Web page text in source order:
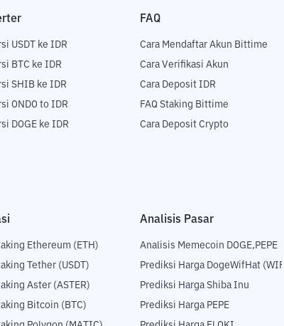
USDT ke IDR
BTC ke IDR
SHIB ke IDR
ONDO to IDR
DOGE ke IDR
FAQ
Cara Mendaftar Akun Bittime
Cara Verifikasi Akun
Cara Deposit IDR
FAQ Staking Bittime
Cara Deposit Crypto
Ethereum (ETH)
Tether (USDT)
Aster (ASTER)
Bitcoin (BTC)
Analisis Pasar
Analisis Memecoin DOGE,PEPE
Prediksi Harga DogeWifHat (WIF)
Prediksi Harga Shiba Inu
Prediksi Harga PEPE